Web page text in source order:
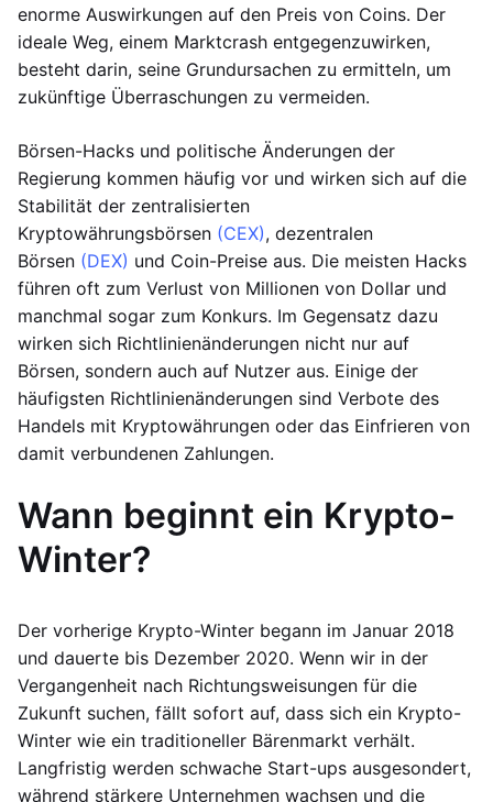
enorme Auswirkungen auf den Preis von Coins. Der
ideale Weg, einem Marktcrash entgegenzuwirken,
besteht darin, seine Grundursachen zu ermitteln, um
zukünftige Überraschungen zu vermeiden.
Börsen-Hacks und politische Änderungen der
Regierung kommen häufig vor und wirken sich auf die
Stabilität der zentralisierten
Kryptowährungsbörsen (CEX), dezentralen
Börsen (DEX) und Coin-Preise aus. Die meisten Hacks
führen oft zum Verlust von Millionen von Dollar und
manchmal sogar zum Konkurs. Im Gegensatz dazu
wirken sich Richtlinienänderungen nicht nur auf
Börsen, sondern auch auf Nutzer aus. Einige der
häufigsten Richtlinienänderungen sind Verbote des
Handels mit Kryptowährungen oder das Einfrieren von
damit verbundenen Zahlungen.
Wann beginnt ein Krypto-
Winter?
Der vorherige Krypto-Winter begann im Januar 2018
und dauerte bis Dezember 2020. Wenn wir in der
Vergangenheit nach Richtungsweisungen für die
Zukunft suchen, fällt sofort auf, dass sich ein Krypto-
Winter wie ein traditioneller Bärenmarkt verhält.
Langfristig werden schwache Start-ups ausgesondert,
während stärkere Unternehmen wachsen und die